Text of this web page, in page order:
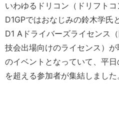
いわゆるドリコン（ドリフトコ
D1GPではおなじみの鈴木学氏
D1 Aドライバーズライセンス
技会出場向けのライセンス）
のイベントとなっていて、平
を超える参加者が集結しました